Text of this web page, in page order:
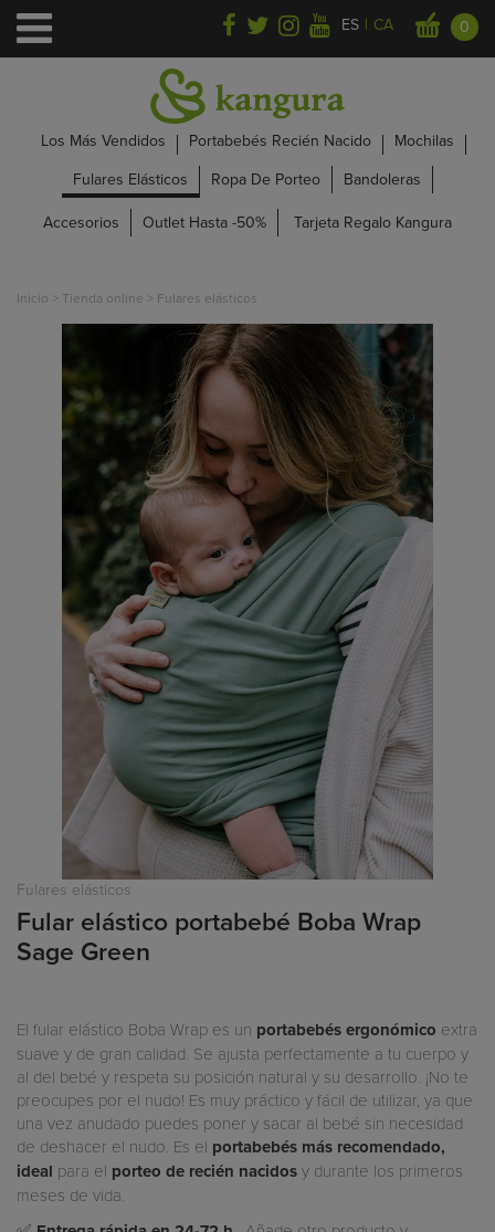
ES | CA 0
Los Más Vendidos Portabebés Recién Nacido
Mochilas
Fulares Elásticos
Ropa De Porteo
Bandoleras
Accesorios
Outlet Hasta -50% Tarjeta Regalo Kangura
Inicio > Tienda online > Fulares elásticos
Fulares elásticos
Fular elástico portabebé Boba Wrap
Sage Green
El fular elástico Boba Wrap es un portabebésergonómico extra
suave y de gran calidad. Se ajusta perfectamente a tu cuerpo y
al del bebé y respeta su posición natural y su desarrollo. ¡No te
preocupes por el nudo! Es muy práctico y fácil de utilizar, ya que
una vez anudado puedes poner y sacar al bebé sin necesidad
de deshacer el nudo. Es el portabebés más recomendado,
ideal para el porteo de recién nacidos y durante los primeros
meses de vida.